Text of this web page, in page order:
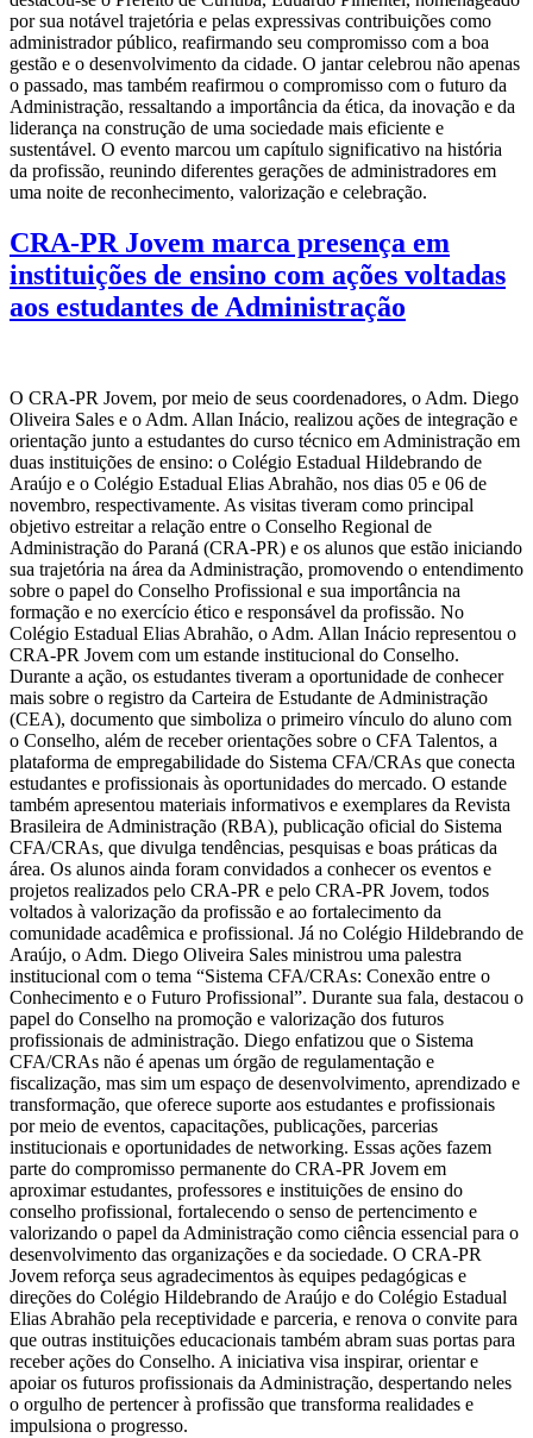
por sua notável trajetória e pelas expressivas contribuições como
administrador público, reafirmando seu compromisso com a boa
gestão e o desenvolvimento da cidade. O jantar celebrou não apenas
o passado, mas também reafirmou o compromisso com o futuro da
Administração, ressaltando a importância da ética, da inovação e da
liderança na construção de uma sociedade mais eficiente e
sustentável. O evento marcou um capítulo significativo na história
da profissão, reunindo diferentes gerações de administradores em
uma noite de reconhecimento, valorização e celebração.
CRA-PR Jovem marca presença em
instituições de ensino com ações voltadas
aos estudantes de Administração
O CRA-PR Jovem, por meio de seus coordenadores, o Adm. Diego
Oliveira Sales e o Adm. Allan Inácio, realizou ações de integração e
orientação junto a estudantes do curso técnico em Administração em
duas instituições de ensino: o Colégio Estadual Hildebrando de
Araújo e o Colégio Estadual Elias Abrahão, nos dias 05 e 06 de
novembro, respectivamente. As visitas tiveram como principal
objetivo estreitar a relação entre o Conselho Regional de
Administração do Paraná (CRA-PR) e os alunos que estão iniciando
sua trajetória na área da Administração, promovendo o entendimento
sobre o papel do Conselho Profissional e sua importância na
formação e no exercício ético e responsável da profissão. No
Colégio Estadual Elias Abrahão, o Adm. Allan Inácio representou o
CRA-PR Jovem com um estande institucional do Conselho.
Durante a ação, os estudantes tiveram a oportunidade de conhecer
mais sobre o registro da Carteira de Estudante de Administração
(CEA), documento que simboliza o primeiro vínculo do aluno com
o Conselho, além de receber orientações sobre o CFA Talentos, a
plataforma de empregabilidade do Sistema CFA/CRAs que conecta
estudantes e profissionais às oportunidades do mercado. O estande
também apresentou materiais informativos e exemplares da Revista
Brasileira de Administração (RBA), publicação oficial do Sistema
CFA/CRAs, que divulga tendências, pesquisas e boas práticas da
área. Os alunos ainda foram convidados a conhecer os eventos e
projetos realizados pelo CRA-PR e pelo CRA-PR Jovem, todos
voltados à valorização da profissão e ao fortalecimento da
comunidade acadêmica e profissional. Já no Colégio Hildebrando de
Araújo, o Adm. Diego Oliveira Sales ministrou uma palestra
institucional com o tema “Sistema CFA/CRAs: Conexão entre o
Conhecimento e o Futuro Profissional”. Durante sua fala, destacou o
papel do Conselho na promoção e valorização dos futuros
profissionais de administração. Diego enfatizou que o Sistema
CFA/CRAs não é apenas um órgão de regulamentação e
fiscalização, mas sim um espaço de desenvolvimento, aprendizado e
transformação, que oferece suporte aos estudantes e profissionais
por meio de eventos, capacitações, publicações, parcerias
institucionais e oportunidades de networking. Essas ações fazem
parte do compromisso permanente do CRA-PR Jovem em
aproximar estudantes, professores e instituições de ensino do
conselho profissional, fortalecendo o senso de pertencimento e
valorizando o papel da Administração como ciência essencial para o
desenvolvimento das organizações e da sociedade. O CRA-PR
Jovem reforça seus agradecimentos às equipes pedagógicas e
direções do Colégio Hildebrando de Araújo e do Colégio Estadual
Elias Abrahão pela receptividade e parceria, e renova o convite para
que outras instituições educacionais também abram suas portas para
receber ações do Conselho. A iniciativa visa inspirar, orientar e
apoiar os futuros profissionais da Administração, despertando neles
o orgulho de pertencer à profissão que transforma realidades e
impulsiona o progresso.